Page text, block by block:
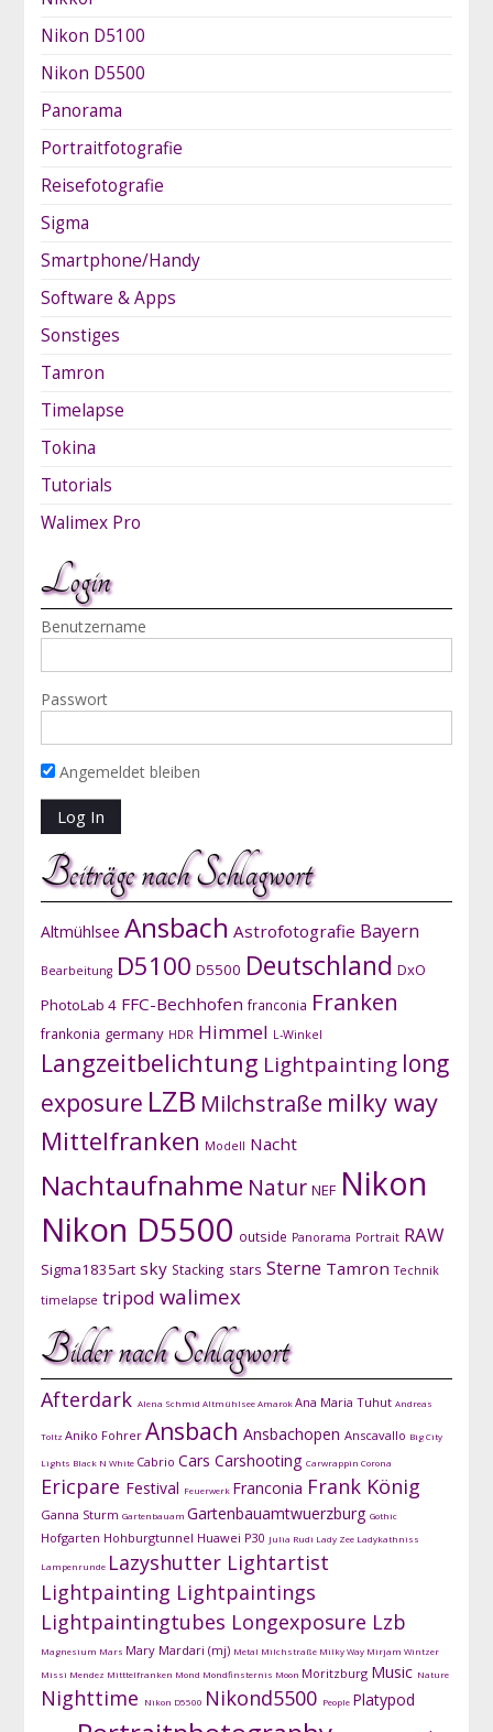
Nikon D5100
Nikon D5500
Panorama
Portraitfotografie
Reisefotografie
Sigma
Smartphone/Handy
Software & Apps
Sonstiges
Tamron
Timelapse
Tokina
Tutorials
Walimex Pro
Login
Benutzername
Passwort
Angemeldet bleiben
Beiträge nach Schlagwort
Altmühlsee Ansbach Astrofotografie Bayern
Bearbeitung D5100 D5500 Deutschland DxO
PhotoLab 4 FFC-Bechhofen franconia Franken
frankonia germany HDR Himmel L-Winkel
Langzeitbelichtung Lightpainting long
exposure LZB Milchstraße milky way
Mittelfranken Modell Nacht
Nachtaufnahme Natur NEF Nikon
Nikon D5500 outside Panorama Portrait RAW
Sigma1835art sky Stacking stars Sterne Tamron Technik
timelapse tripod walimex
Bilder nach Schlagwort
Afterdark Alena Schmid AltmühlseeAmarokAna Maria Tuhut Andreas
Toltz Aniko Fohrer Ansbach Ansbachopen Anscavallo Big City
Lights Black N White Cabrio Cars Carshooting Carwrappin Corona
Ericpare Festival Feuerwerk Franconia Frank König
Ganna Sturm Gartenbauam Gartenbauamtwuerzburg Gothic
Hofgarten Hohburgtunnel Huawei P30 Julia Rudi Lady Zee Ladykathniss
Lampenrunde Lazyshutter Lightartist
Lightpainting Lightpaintings
Lightpaintingtubes Longexposure Lzb
Magnesium Mars Mary Mardari (mj) Metal Milchstraße Milky Way Mirjam Wintzer
Missi Mendez Mitttelfranken Mond Mondfinsternis Moon Moritzburg Music Nature
Nighttime Nikon D5500 Nikond5500 People Platypod